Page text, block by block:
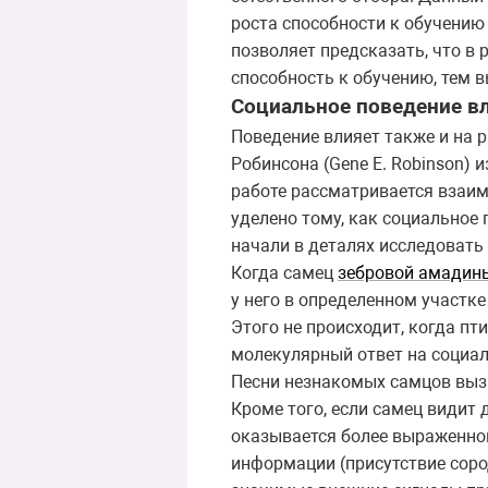
роста способности к
позволяет предсказать, что
способность к обучению, тем
Социальное поведение
Поведение влияет также и на
Робинсона (Gene E. Robinson)
работе рассматривается
уделено тому, как
начали в деталях
Когда самец зебровой
у него в определенном
Этого не происходит, когда
молекулярный ответ на
Песни незнакомых самцов
Кроме того, если самец видит
оказывается более
информации (присутствие